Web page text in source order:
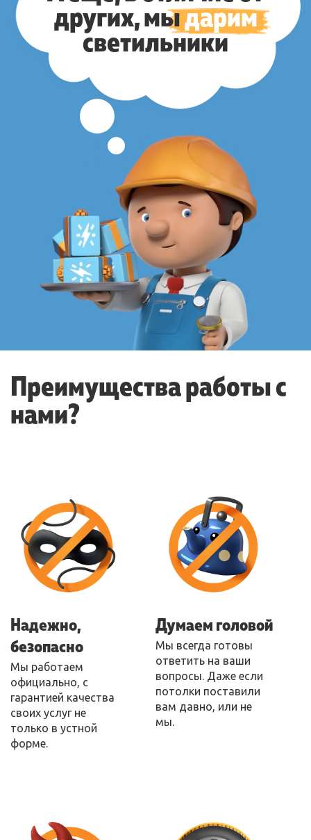
других,мыдарим
светильники
Преимущества работы с
нами?
Надежно,
безопасно
Мы работаем
официально, с
гарантией качества
своих услуг не
только в устной
форме.
Думаем головой
Мы всегда готовы
ответить на ваши
вопросы. Даже если
потолки поставили
вам давно, или не
мы.